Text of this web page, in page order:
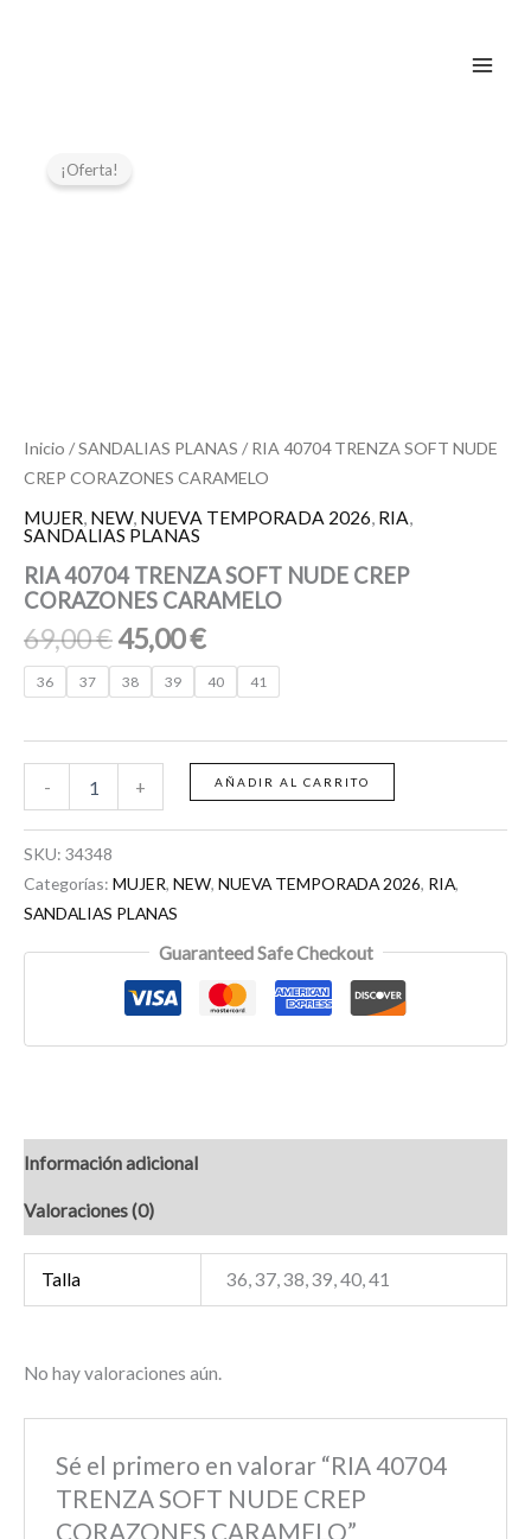
¡Oferta!
Inicio /SANDALIAS PLANAS / RIA 40704 TRENZA SOFT NUDE
CREP CORAZONES CARAMELO
MUJER, NEW, NUEVA TEMPORADA 2026, RIA,
SANDALIAS PLANAS
RIA 40704 TRENZA SOFT NUDE CREP
CORAZONES CARAMELO
69,00€45,00€
36 37 38 39 40 41
-
40704
TRENZA
+ AÑADIR AL CARRITO
SKU: 34348
Categorías: MUJER, NEW, NUEVA TEMPORADA 2026, RIA,
SANDALIAS PLANAS
Guaranteed Safe Checkout
Información adicional
Valoraciones (0)
Talla 36, 37, 38, 39, 40, 41
No hay valoraciones aún.
Sé el primero en valorar “RIA 40704
TRENZA SOFT NUDE CREP
CORAZONES CARAMELO”